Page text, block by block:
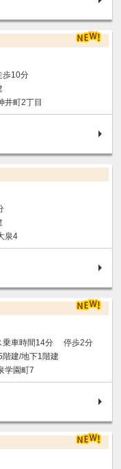
歩10分
井町2丁目
泉4
乗車時間14分 停歩2分
階建/地下1階建
学園町7